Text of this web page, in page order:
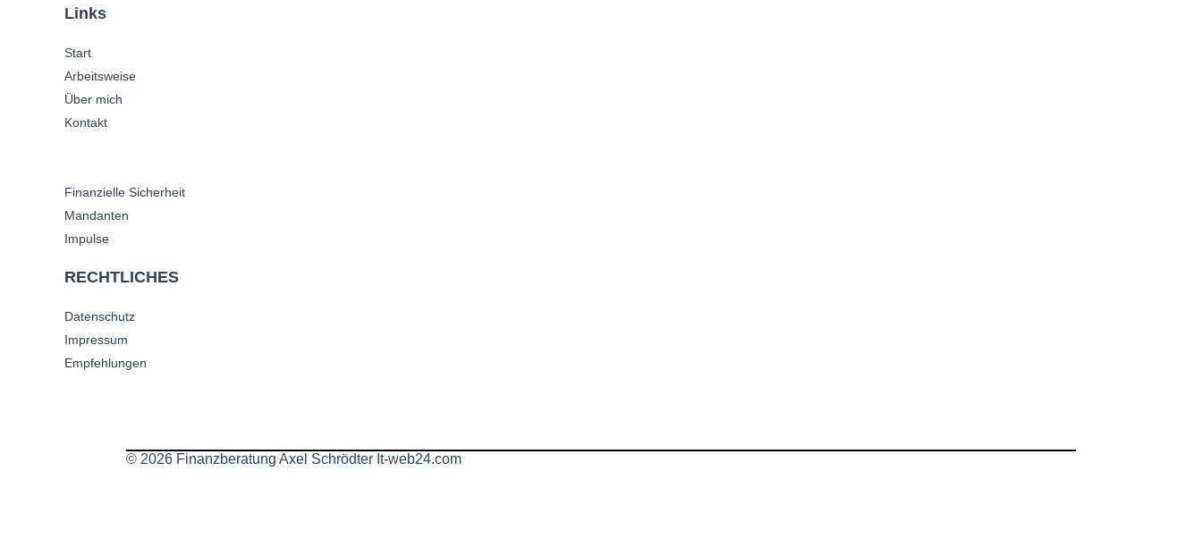
Links
Start
Arbeitsweise
Über mich
Kontakt
Finanzielle Sicherheit
Mandanten
Impulse
RECHTLICHES
Datenschutz
Impressum
Empfehlungen